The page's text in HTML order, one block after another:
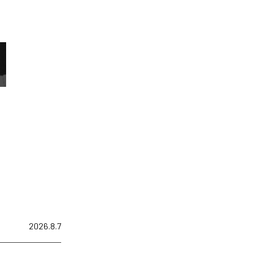
2026.8.7